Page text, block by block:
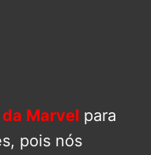
Marvel para
pois nós